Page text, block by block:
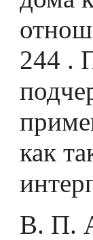
244 .
как
В. П.